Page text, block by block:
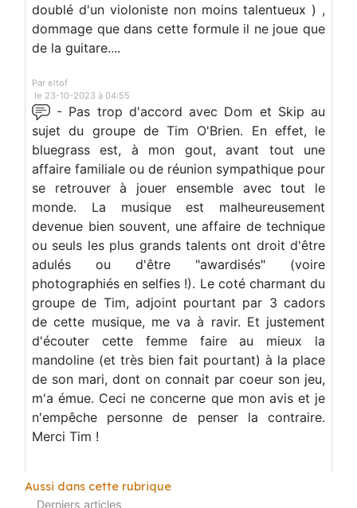
doublé d'un violoniste non moins talentueux ) ,
dommage que dans cette formule il ne joue que
de la guitare....
Par eltof
le 23-10-2023 à 04:55
- Pas trop d'accord avec Dom et Skip au
sujet du groupe de Tim O'Brien. En effet, le
bluegrass est, à mon gout, avant tout une
affaire familiale ou de réunion sympathique pour
se retrouver à jouer ensemble avec tout le
monde. La musique est malheureusement
devenue bien souvent, une affaire de technique
ou seuls les plus grands talents ont droit d'être
adulés ou d'être "awardisés" (voire
photographiés en selfies !). Le coté charmant du
groupe de Tim, adjoint pourtant par 3 cadors
de cette musique, me va à ravir. Et justement
d'écouter cette femme faire au mieux la
mandoline (et très bien fait pourtant) à la place
de son mari, dont on connait par coeur son jeu,
m'a émue. Ceci ne concerne que mon avis et je
n'empêche personne de penser la contraire.
Merci Tim !
Aussi dans cette rubrique
Derniers articles